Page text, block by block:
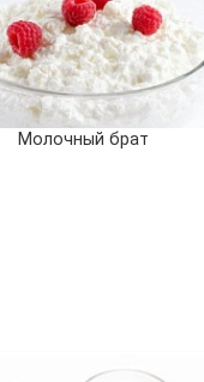
Молочный брат